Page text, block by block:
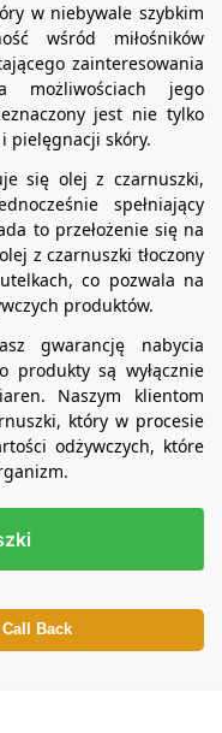
w niebywale szybkim
wśród miłośników
zainteresowania
jego
jest nie tylko
pielęgnacji skóry.
się olej z czarnuszki,
spełniający
to przełożenie się na
z czarnuszki tłoczony
co pozwala na
produktów.
gwarancję nabycia
produkty są wyłącznie
Naszym klientom
który w procesie
odżywczych, które
Back